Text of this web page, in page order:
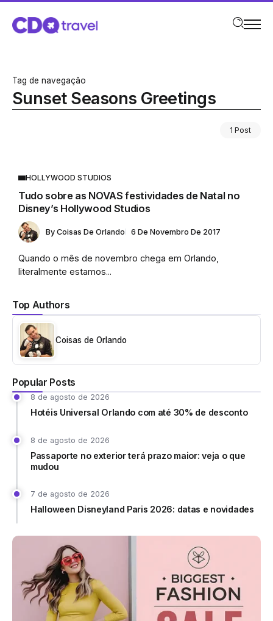
Tag de navegação
Sunset Seasons Greetings
1 Post
Top Authors
Coisas de Orlando
Popular Posts
8 de agosto de 2026
Hotéis Universal Orlando com até 30% de desconto
8 de agosto de 2026
Passaporte no exterior terá prazo maior: veja o que
mudou
7 de agosto de 2026
Halloween Disneyland Paris 2026: datas e novidades
HOLLYWOOD STUDIOS
Tudo sobre as NOVAS festividades de Natal no
Disney’s Hollywood Studios
By Coisas De Orlando 6 De Novembro De 2017
Quando o mês de novembro chega em Orlando,
literalmente estamos...